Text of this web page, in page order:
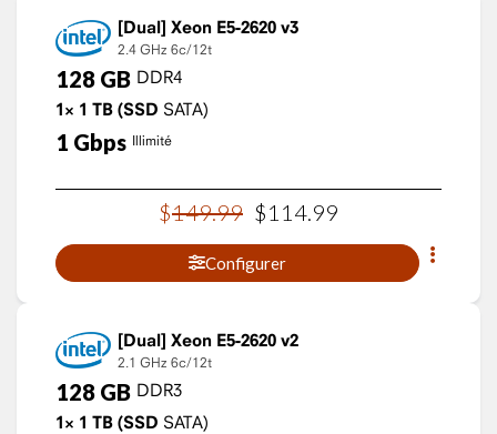
Xeon E5-2620 v3
2.4 GHz 6c/12t
128 GB DDR4
1× 1 TB (SSD SATA)
1 Gbps Illimité
$149.99 $114 99
Configurer
Xeon E5-2620 v2
2.1 GHz 6c/12t
128 GB DDR3
1× 1 TB (SSD SATA)